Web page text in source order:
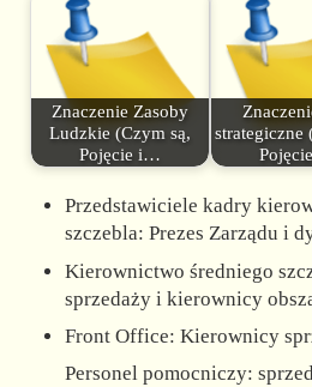
Znaczenie Zasoby
Ludzkie (Czym są,
Pojęcie i…
strategiczne
Przedstawiciele kadry
szczebla: Prezes Zarządu i
Kierownictwo średniego
sprzedaży i kierownicy
Front Office: Kierownicy
Personel pomocniczy: